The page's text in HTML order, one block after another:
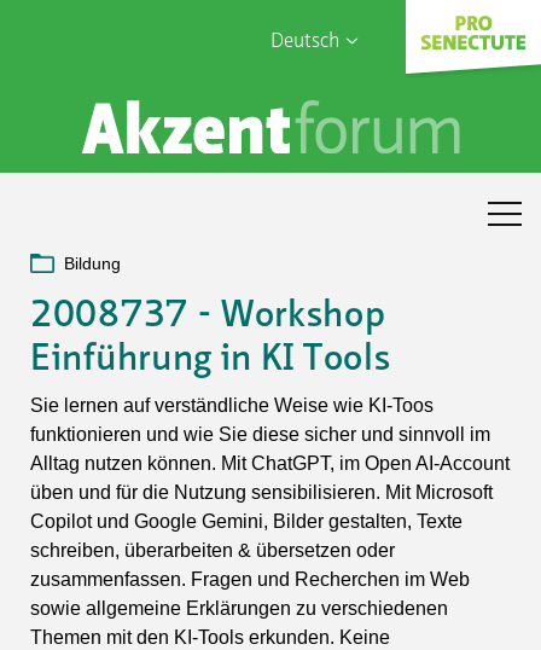
Deutsch
English
Français
Sophia Care
Bildung
2008737 - Workshop
Einführung in KI Tools
Sie lernen auf verständliche Weise wie KI-Toos
funktionieren und wie Sie diese sicher und sinnvoll im
Alltag nutzen können. Mit ChatGPT, im Open AI-Account
üben und für die Nutzung sensibilisieren. Mit Microsoft
Copilot und Google Gemini, Bilder gestalten, Texte
schreiben, überarbeiten & übersetzen oder
zusammenfassen. Fragen und Recherchen im Web
sowie allgemeine Erklärungen zu verschiedenen
Themen mit den KI-Tools erkunden. Keine